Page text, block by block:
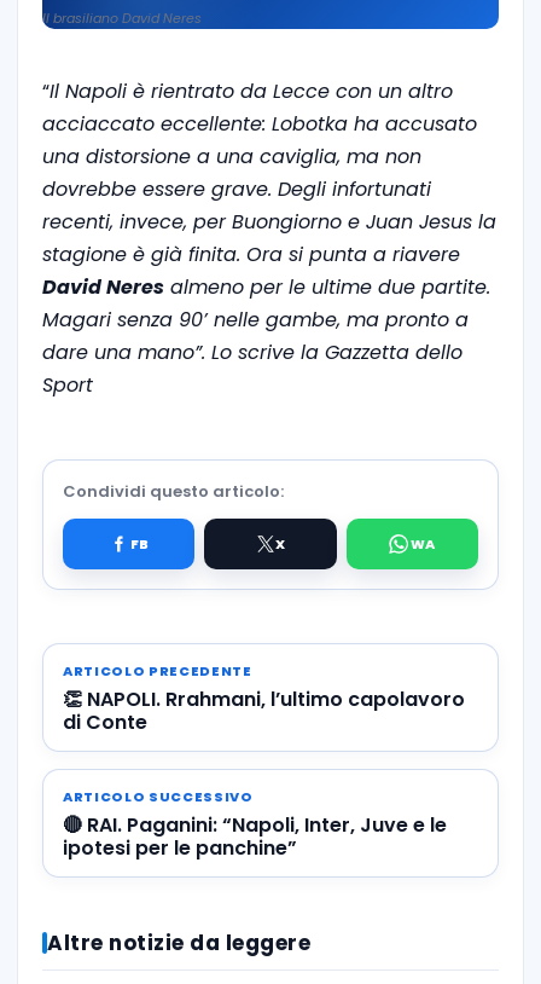
Il brasiliano David Neres
“Il Napoli è rientrato da Lecce con un altro
acciaccato eccellente: Lobotka ha accusato
una distorsione a una caviglia, ma non
dovrebbe essere grave. Degli infortunati
recenti, invece, per Buongiorno e Juan Jesus la
stagione è già finita. Ora si punta a riavere
David Neres almeno per le ultime due partite.
Magari senza 90’ nelle gambe, ma pronto a
dare una mano”. Lo scrive la Gazzetta dello
Sport
Condividi questo articolo:
ARTICOLO PRECEDENTE
👏 NAPOLI. Rrahmani, l’ultimo capolavoro
di Conte
ARTICOLO SUCCESSIVO
🔴 RAI. Paganini: “Napoli, Inter, Juve e le
ipotesi per le panchine”
Altre notizie da leggere